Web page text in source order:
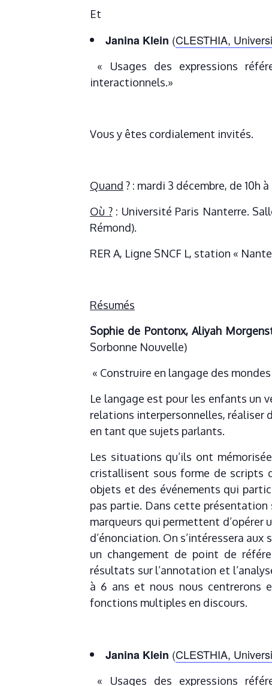
Et
Janina Klein (CLESTHIA,
« Usages des expressions
interactionnels.»
Vous y êtes cordialement invités.
Quand ? : mardi 3 décembre, de 10h à
Où ?: Université Paris Nanterre.
Rémond).
RER A, Ligne SNCF L, station «
Résumés
Sophie de Pontonx, Aliyah
Sorbonne Nouvelle)
« Construire en langage des
Le langage est pour les enfants un
relations interpersonnelles, réaliser
en tant que sujets parlants.
Les situations qu’ils ont
cristallisent sous forme de scripts
objets et des événements qui
pas partie. Dans cette
marqueurs qui permettent
d’énonciation. On s’intéressera
un changement de point de
résultats sur l’annotation et
à 6 ans et nous nous centrerons
fonctions multiples en discours.
Janina Klein (CLESTHIA,
« Usages des expressions